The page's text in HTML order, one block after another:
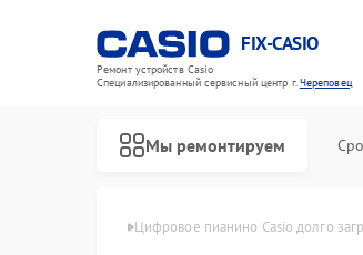
FIX-CASIO
Ремонт устройств Casio
Специализированный cервисный центр г.Череповец
Мы ремонтируем
Цифровое пианино Casio долго